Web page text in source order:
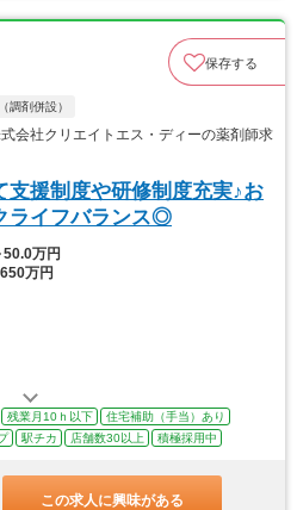
保存する
調剤併設）
社クリエイトエス・ディーの薬剤師求
支援制度や研修制度充実♪お
ライフバランス◎
50.0万円
万円
残業月10ｈ以下
住宅補助（手当）あり
駅チカ 店舗数30以上 積極採用中
この求人に興味がある